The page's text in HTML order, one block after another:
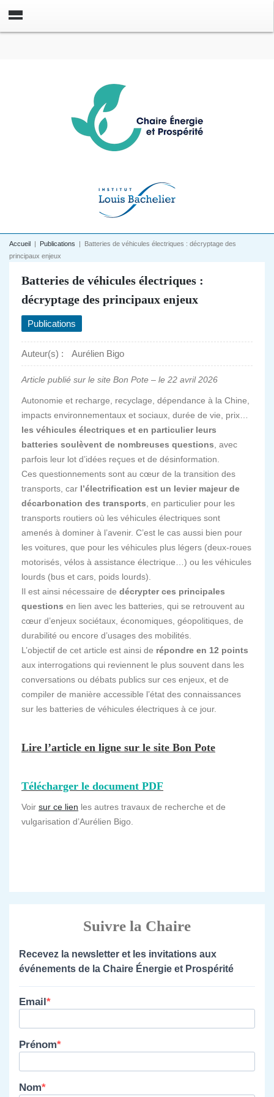
Accueil | Publications | Batteries de véhicules électriques : décryptage des
principaux enjeux
Batteries de véhicules électriques :
décryptage des principaux enjeux
Publications
Auteur(s) : Aurélien Bigo
Article publié sur le site Bon Pote – le 22 avril 2026
Autonomie et recharge, recyclage, dépendance à la Chine,
impacts environnementaux et sociaux, durée de vie, prix…
les véhicules électriques et en particulier leurs
batteries soulèvent de nombreuses questions , avec
parfois leur lot d’idées reçues et de désinformation.
Ces questionnements sont au cœur de la transition des
transports, car l’électrification est un levier majeur de
décarbonation des transports , en particulier pour les
transports routiers où les véhicules électriques sont
amenés à dominer à l’avenir. C’est le cas aussi bien pour
les voitures, que pour les véhicules plus légers (deux-roues
motorisés, vélos à assistance électrique…) ou les véhicules
lourds (bus et cars, poids lourds).
Il est ainsi nécessaire de décrypter ces principales
questions en lien avec les batteries, qui se retrouvent au
cœur d’enjeux sociétaux, économiques, géopolitiques, de
durabilité ou encore d’usages des mobilités.
L’objectif de cet article est ainsi de répondre en 12 points
aux interrogations qui reviennent le plus souvent dans les
conversations ou débats publics sur ces enjeux, et de
compiler de manière accessible l’état des connaissances
sur les batteries de véhicules électriques à ce jour.
Lire l’article en ligne sur le site Bon Pote
Télécharger le document PDF
Voir sur ce lien les autres travaux de recherche et de
vulgarisation d’Aurélien Bigo.
Suivre la Chaire
Recevez la newsletter et les invitations aux
événements de la Chaire Énergie et Prospérité
Email
Prénom
Nom